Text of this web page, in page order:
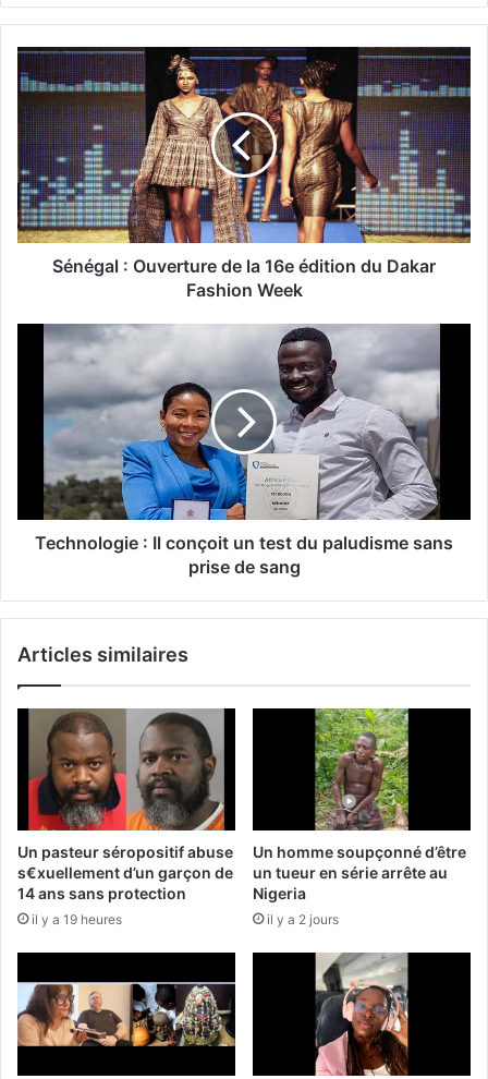
Sénégal : Ouverture de la 16e édition du Dakar
Fashion Week
Technologie : Il conçoit un test du paludisme sans
prise de sang
Articles similaires
Un pasteur séropositif abuse
s€xuellement d’un garçon de
14 ans sans protection
il y a 19 heures
Un homme soupçonné d’être
un tueur en série arrête au
Nigeria
il y a 2 jours